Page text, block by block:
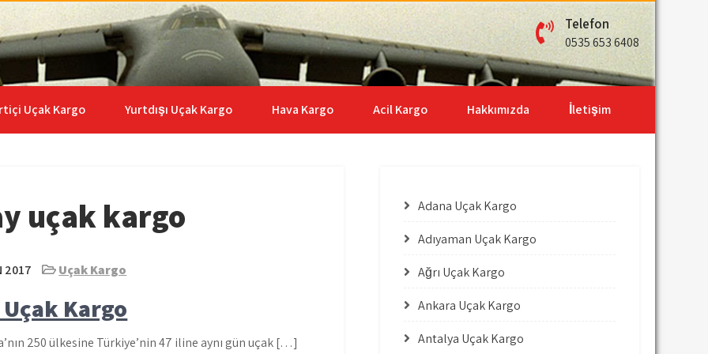
| 0535 653 6408
Telefon
0535 653 6408
Uçak Kargo Yurtdışı Uçak Kargo Hava Kargo Acil Kargo Hakkımızda İletişim
uçak kargo
2017 Uçak Kargo
Kargo
250 ülkesine Türkiye’nin 47 iline aynı gün uçak […]
Adana Uçak Kargo
Adıyaman Uçak Kargo
Ağrı Uçak Kargo
Ankara Uçak Kargo
Antalya Uçak Kargo